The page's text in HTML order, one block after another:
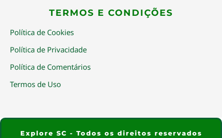
TERMOS E CONDIÇÕES
Política de Cookies
Política de Privacidade
Política de Comentários
Termos de Uso
Explore SC - Todos os direitos reservados